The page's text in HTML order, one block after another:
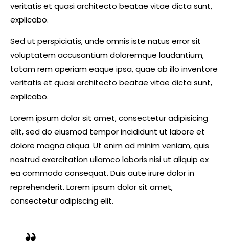
veritatis et quasi architecto beatae vitae dicta sunt,
explicabo.
Sed ut perspiciatis, unde omnis iste natus error sit
voluptatem accusantium doloremque laudantium,
totam rem aperiam eaque ipsa, quae ab illo inventore
veritatis et quasi architecto beatae vitae dicta sunt,
explicabo.
Lorem ipsum dolor sit amet, consectetur adipisicing
elit, sed do eiusmod tempor incididunt ut labore et
dolore magna aliqua. Ut enim ad minim veniam, quis
nostrud exercitation ullamco laboris nisi ut aliquip ex
ea commodo consequat. Duis aute irure dolor in
reprehenderit. Lorem ipsum dolor sit amet,
consectetur adipiscing elit.